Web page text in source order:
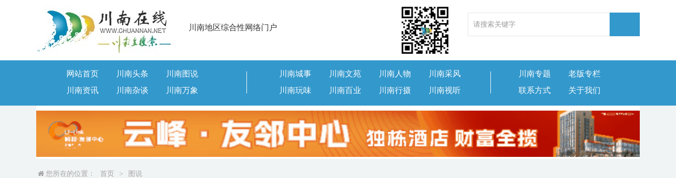
川南地区综合性网络门户
网站首页 川南头条
川南图说
川南资讯
川南杂谈 川南万象
川南城事 川南文苑 川南人物
川南采风
川南玩味
川南百业 川南行摄 川南视听
川南专题
老版专栏
联系方式
关于我们
您所在的位置： 首页 > 图说